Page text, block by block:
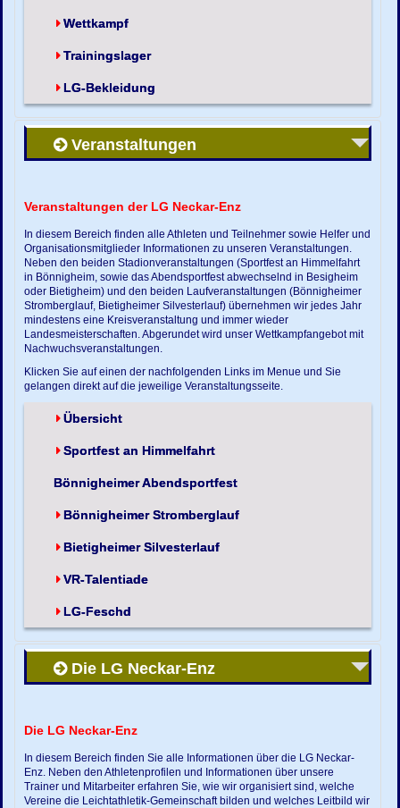
Wettkampf
Trainingslager
LG-Bekleidung
Veranstaltungen
Veranstaltungen der LG Neckar-Enz
In diesem Bereich finden alle Athleten und Teilnehmer sowie Helfer und
Organisationsmitglieder Informationen zu unseren Veranstaltungen.
Neben den beiden Stadionveranstaltungen (Sportfest an Himmelfahrt
in Bönnigheim, sowie das Abendsportfest abwechselnd in Besigheim
oder Bietigheim) und den beiden Laufveranstaltungen (Bönnigheimer
Stromberglauf, Bietigheimer Silvesterlauf) übernehmen wir jedes Jahr
mindestens eine Kreisveranstaltung und immer wieder
Landesmeisterschaften. Abgerundet wird unser Wettkampfangebot mit
Nachwuchsveranstaltungen.
Klicken Sie auf einen der nachfolgenden Links im Menue und Sie
gelangen direkt auf die jeweilige Veranstaltungsseite.
Übersicht
Sportfest an Himmelfahrt
Bönnigheimer Abendsportfest
Bönnigheimer Stromberglauf
Bietigheimer Silvesterlauf
VR-Talentiade
LG-Feschd
Die LG Neckar-Enz
Die LG Neckar-Enz
In diesem Bereich finden Sie alle Informationen über die LG Neckar-
Enz. Neben den Athletenprofilen und Informationen über unsere
Trainer und Mitarbeiter erfahren Sie, wie wir organisiert sind, welche
Vereine die Leichtathletik-Gemeinschaft bilden und welches Leitbild wir